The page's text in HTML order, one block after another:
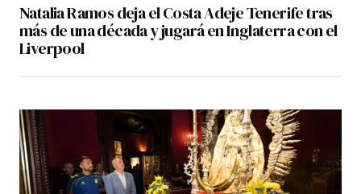
Natalia Ramos deja el Costa Adeje Tenerife tras
más de una década y jugará en Inglaterra con el
Liverpool